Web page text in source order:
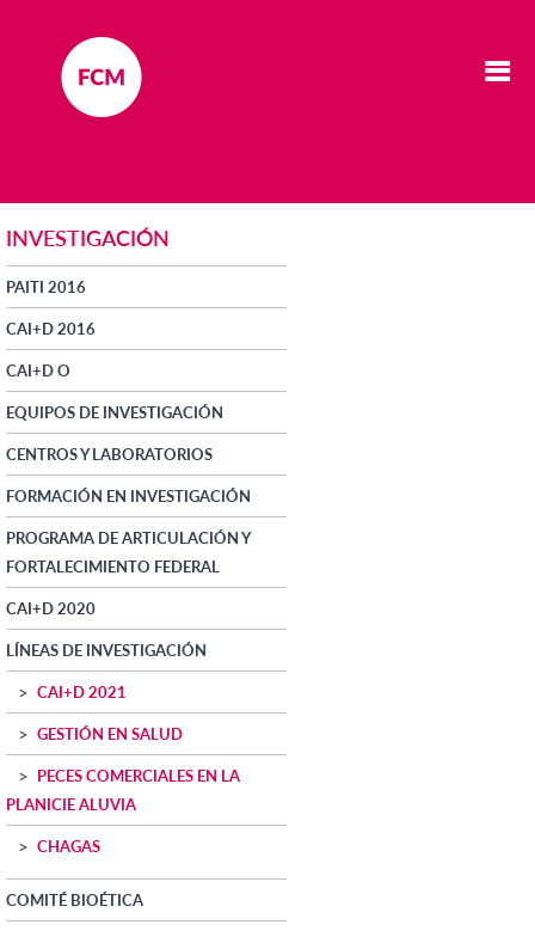
INVESTIGACIÓN
PAITI 2016
CAI+D 2016
CAI+D O
EQUIPOS DE INVESTIGACIÓN
CENTROS Y LABORATORIOS
FORMACIÓN EN INVESTIGACIÓN
PROGRAMA DE ARTICULACIÓN Y
FORTALECIMIENTO FEDERAL
CAI+D 2020
LÍNEAS DE INVESTIGACIÓN
CAI+D 2021
GESTIÓN EN SALUD
PECES COMERCIALES EN LA
PLANICIE ALUVIA
CHAGAS
COMITÉ BIOÉTICA